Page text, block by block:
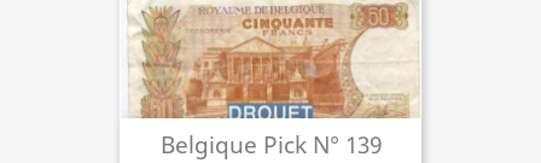
Belgique Pick N° 139